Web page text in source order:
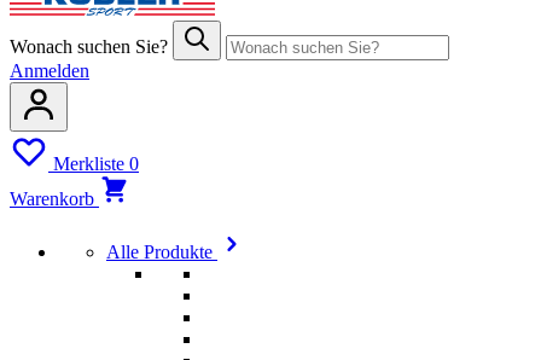
Wonach suchen Sie?
Anmelden
Merkliste 0
Warenkorb
Alle Produkte